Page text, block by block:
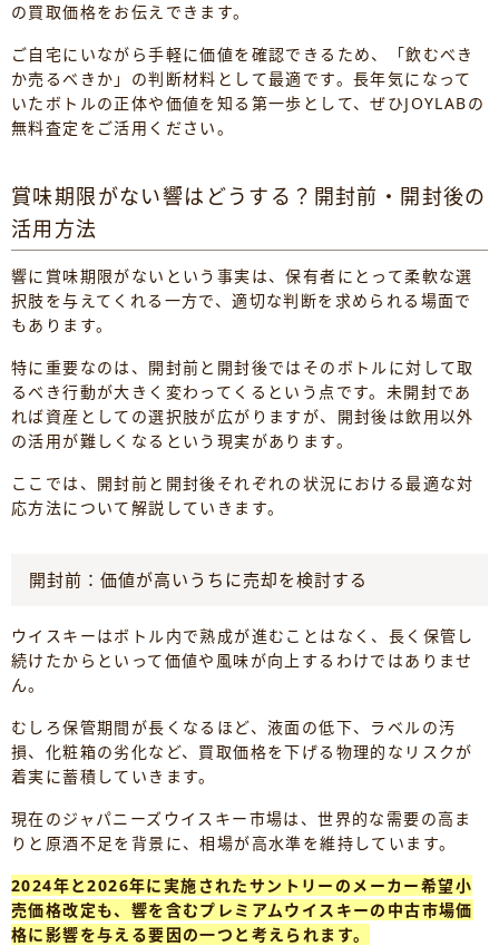
の買取価格をお伝えできます。
ご自宅にいながら手軽に価値を確認できるため、「飲むべき
か売るべきか」の判断材料として最適です。長年気になって
いたボトルの正体や価値を知る第一歩として、ぜひJOYLABの
無料査定をご活用ください。
賞味期限がない響はどうする？開封前・開封後の
活用方法
響に賞味期限がないという事実は、保有者にとって柔軟な選
択肢を与えてくれる一方で、適切な判断を求められる場面で
もあります。
特に重要なのは、開封前と開封後ではそのボトルに対して取
るべき行動が大きく変わってくるという点です。未開封であ
れば資産としての選択肢が広がりますが、開封後は飲用以外
の活用が難しくなるという現実があります。
ここでは、開封前と開封後それぞれの状況における最適な対
応方法について解説していきます。
開封前：価値が高いうちに売却を検討する
ウイスキーはボトル内で熟成が進むことはなく、長く保管し
続けたからといって価値や風味が向上するわけではありませ
ん。
むしろ保管期間が長くなるほど、液面の低下、ラベルの汚
損、化粧箱の劣化など、買取価格を下げる物理的なリスクが
着実に蓄積していきます。
現在のジャパニーズウイスキー市場は、世界的な需要の高ま
りと原酒不足を背景に、相場が高水準を維持しています。
2024年と2026年に実施されたサントリーのメーカー希望小
売価格改定も、響を含むプレミアムウイスキーの中古市場価
格に影響を与える要因の一つと考えられます。